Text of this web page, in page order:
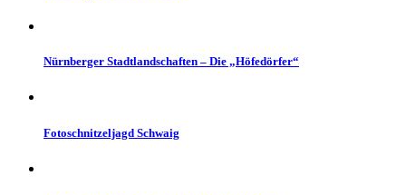
Nürnberger Stadtlandschaften – Die „Höfedörfer“
Fotoschnitzeljagd Schwaig